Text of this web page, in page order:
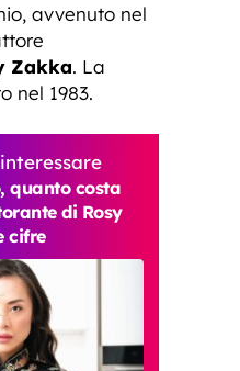
avvenuto nel
Zakka. La
nel 1983.
quanto costa
di Rosy
cifre